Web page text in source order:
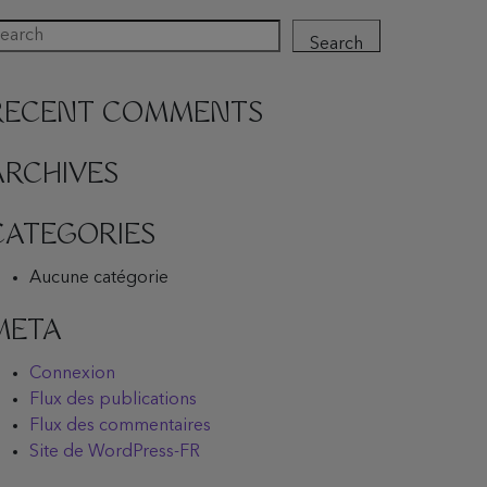
Search
COMMENTS
Aucune catégorie
Connexion
Flux des publications
Flux des commentaires
Site de WordPress-FR